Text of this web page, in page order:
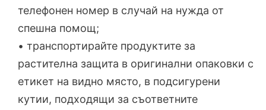
телефонен номер в случай на нужда от
спешна помощ;
• транспортирайте продуктите за
растителна защита в оригинални опаковки с
етикет на видно място, в подсигурени
кутии, подходящи за съответните